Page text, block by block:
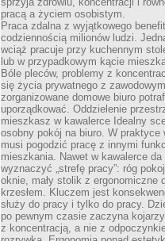
pracą a życiem osobistym.
Praca zdalna z wyjątkowego
codziennością milionów ludzi.
wciąż pracuje przy kuchennym
lub w przypadkowym kącie
Bóle pleców, problemy z
się życia prywatnego z
zorganizowane domowe biuro
uporządkować. Oddzielenie
mieszkasz w kawalerce Idealny
osobny pokój na biuro. W praktyce
musi pogodzić pracę z innymi
mieszkania. Nawet w kawalerce da
wyznaczyć „strefę pracy”: róg
oknie, mały stolik z ergonomiczne
krzesłem. Kluczem jest
służy do pracy i tylko do pracy.
po pewnym czasie zaczyna
z koncentracją, a nie z